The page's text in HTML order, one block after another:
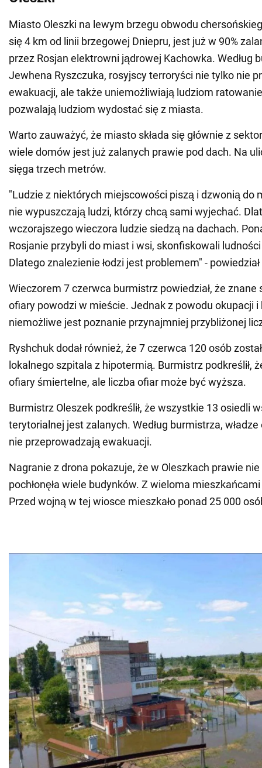
Miasto Oleszki na lewym brzegu obwodu
się 4 km od linii brzegowej Dniepru, jest już w 90%
przez Rosjan elektrowni jądrowej Kachowka. Według
Jewhena Ryszczuka, rosyjscy terroryści nie tylko nie
ewakuacji, ale także uniemożliwiają ludziom
pozwalają ludziom wydostać się z miasta.
Warto zauważyć, że miasto składa się głównie z
wiele domów jest już zalanych prawie pod dach. Na
sięga trzech metrów.
"Ludzie z niektórych miejscowości piszą i dzwonią do
nie wypuszczają ludzi, którzy chcą sami wyjechać.
wczorajszego wieczora ludzie siedzą na dachach.
Rosjanie przybyli do miast i wsi, skonfiskowali
Dlatego znalezienie łodzi jest problemem" -
Wieczorem 7 czerwca burmistrz powiedział, że znane
ofiary powodzi w mieście. Jednak z powodu okupacji
niemożliwe jest poznanie przynajmniej przybliżonej
Ryshchuk dodał również, że 7 czerwca 120 osób
lokalnego szpitala z hipotermią. Burmistrz podkreślił,
ofiary śmiertelne, ale liczba ofiar może być wyższa.
Burmistrz Oleszek podkreślił, że wszystkie 13 osiedli
terytorialnej jest zalanych. Według burmistrza,
nie przeprowadzają ewakuacji.
Nagranie z drona pokazuje, że w Oleszkach prawie
pochłonęła wiele budynków. Z wieloma
Przed wojną w tej wiosce mieszkało ponad 25 000